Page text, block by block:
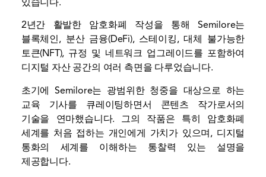
있습니다.
2년간 활발한 암호화폐 작성을 통해 Semilore는
블록체인, 분산 금융(DeFi), 스테이킹, 대체 불가능한
토큰(NFT), 규정 및 네트워크 업그레이드를 포함하여
디지털 자산 공간의 여러 측면을 다루었습니다.
초기에 Semilore는 광범위한 청중을 대상으로 하는
교육 기사를 큐레이팅하면서 콘텐츠 작가로서의
기술을 연마했습니다. 그의 작품은 특히 암호화폐
세계를 처음 접하는 개인에게 가치가 있으며, 디지털
통화의 세계를 이해하는 통찰력 있는 설명을
제공합니다.